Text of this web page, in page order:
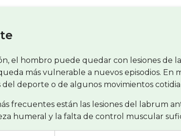
el hombro puede quedar con lesiones de
más vulnerable a nuevos episodios. En
deporte o de algunos movimientos
frecuentes están las lesiones del labrum
humeral y la falta de control muscular